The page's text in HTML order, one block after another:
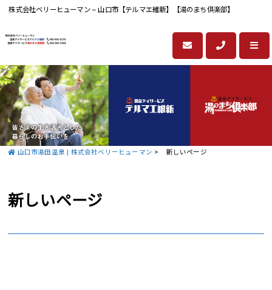
株式会社ベリーヒューマン – 山口市【テルマエ維新】【湯のまち倶楽部】
山口市湯田温泉 | 株式会社ベリーヒューマン > 新しいページ
新しいページ